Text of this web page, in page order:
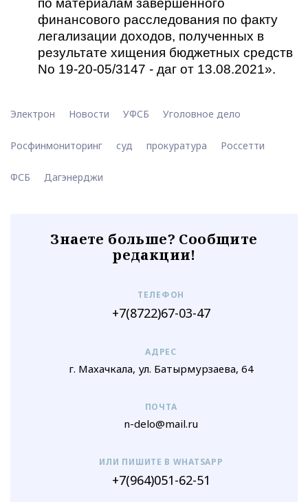
по материалам завершенного
финансового расследования по факту
легализации доходов, полученных в
результате хищения бюджетных средств
No 19-20-05/3147 - даг от 13.08.2021».
Электрон Новости УФСБ Уголовное дело
Росфинмониторинг суд прокуратура Россетти
ФСБ Дагэнерджи
Знаете больше? Сообщите
редакции!
ТЕЛЕФОН
+7(8722)67-03-47
АДРЕС
г. Махачкала, ул. Батырмурзаева, 64
ПОЧТА
n-delo@mail.ru
ИЛИ ПИШИТЕ В WHATSAPP
+7(964)051-62-51